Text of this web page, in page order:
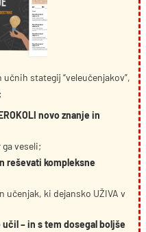
stategij “veleučenjakov”,
novo znanje in
veseli;
reševati kompleksne
učenjak, ki dejansko UŽIVA v
– in s tem dosegal boljše